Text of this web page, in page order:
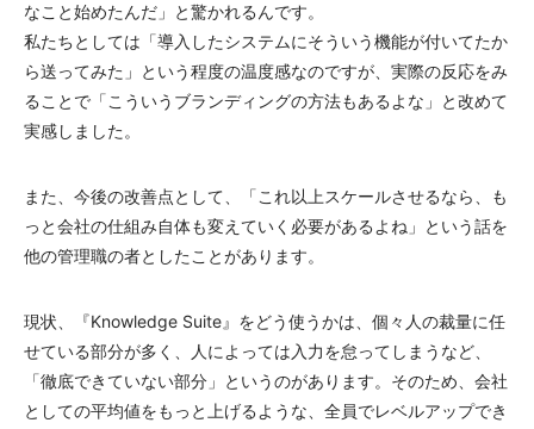
なこと始めたんだ」と驚かれるんです。
私たちとしては「導入したシステムにそういう機能が付いてたか
ら送ってみた」という程度の温度感なのですが、実際の反応をみ
ることで「こういうブランディングの方法もあるよな」と改めて
実感しました。
また、今後の改善点として、「これ以上スケールさせるなら、も
っと会社の仕組み自体も変えていく必要があるよね」という話を
他の管理職の者としたことがあります。
現状、『Knowledge Suite』をどう使うかは、個々人の裁量に任
せている部分が多く、人によっては入力を怠ってしまうなど、
「徹底できていない部分」というのがあります。そのため、会社
としての平均値をもっと上げるような、全員でレベルアップでき